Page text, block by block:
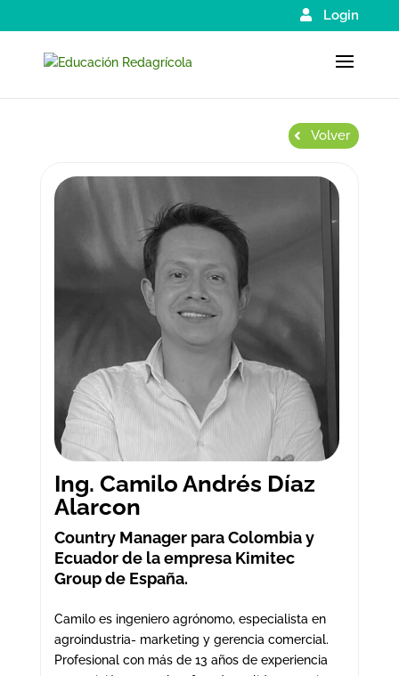
Login
Volver
Ing. Camilo Andrés Díaz
Alarcon
Country Manager para Colombia y
Ecuador de la empresa Kimitec
Group de España.
Camilo es ingeniero agrónomo, especialista en
agroindustria- marketing y gerencia comercial.
Profesional con más de 13 años de experiencia